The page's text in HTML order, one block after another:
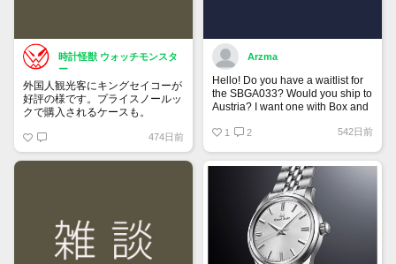
時計怪獣 ウォッチモンスタ
ー
外国人観光客にキングセイコーが
好評の様です。プライスノールッ
クで購入されるケースも。
474日前
Arzma
Hello! Do you have a waitlist for
the SBGA033? Would you ship to
Austria? I want one with Box and
1 2 542日前